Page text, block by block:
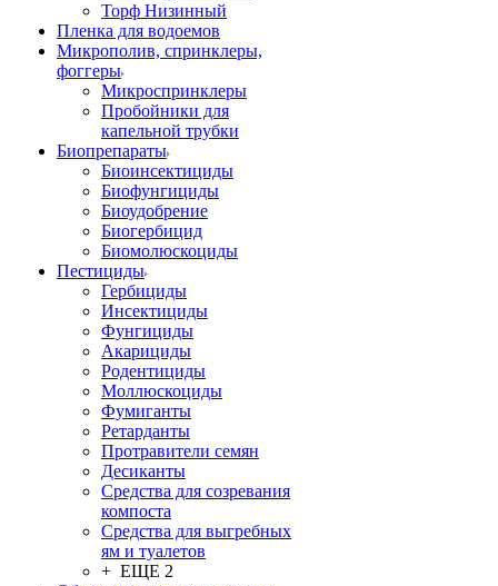
Торф Низинный
Пленка для водоемов
Микрополив, спринклеры,
фоггеры
Микроспринклеры
Пробойники для
капельной трубки
Биопрепараты
Биоинсектициды
Биофунгициды
Биоудобрение
Биогербицид
Биомолюскоциды
Пестициды
Гербициды
Инсектициды
Фунгициды
Акарициды
Родентициды
Моллюскоциды
Фумиганты
Ретарданты
Протравители семян
Десиканты
Средства для созревания
компоста
Средства для выгребных
ям и туалетов
+ ЕЩЕ 2